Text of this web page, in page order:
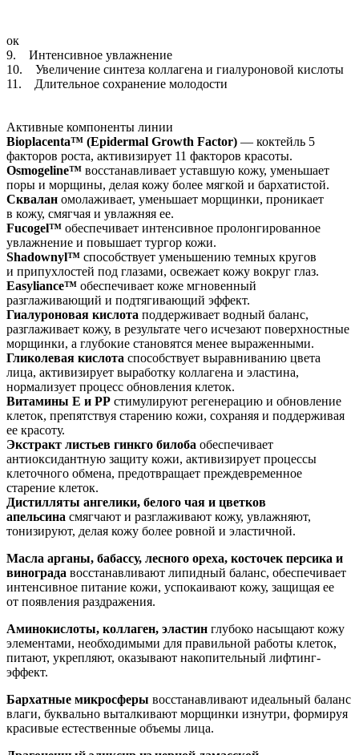
ок
9. Интенсивное увлажнение
10. Увеличение синтеза коллагена и гиалуроновой кислоты
11. Длительное сохранение молодости
Активные компоненты линии
Bioplacenta™ (Epidermal Growth Factor) — коктейль 5
факторов роста, активизирует 11 факторов красоты.
Osmogeline™ восстанавливает уставшую кожу, уменьшает
поры и морщины, делая кожу более мягкой и бархатистой.
Сквалан омолаживает, уменьшает морщинки, проникает
в кожу, смягчая и увлажняя ее.
Fucogel™ обеспечивает интенсивное пролонгированное
увлажнение и повышает тургор кожи.
Shadownyl™ способствует уменьшению темных кругов
и припухлостей под глазами, освежает кожу вокруг глаз.
Easyliance™ обеспечивает коже мгновенный
разглаживающий и подтягивающий эффект.
Гиалуроновая кислота поддерживает водный баланс,
разглаживает кожу, в результате чего исчезают поверхностные
морщинки, а глубокие становятся менее выраженными.
Гликолевая кислота способствует выравниванию цвета
лица, активизирует выработку коллагена и эластина,
нормализует процесс обновления клеток.
Витамины Е и РР стимулируют регенерацию и обновление
клеток, препятствуя старению кожи, сохраняя и поддерживая
ее красоту.
Экстракт листьев гинкго билоба обеспечивает
антиоксидантную защиту кожи, активизирует процессы
клеточного обмена, предотвращает преждевременное
старение клеток.
Дистилляты ангелики, белого чая и цветков
апельсина смягчают и разглаживают кожу, увлажняют,
тонизируют, делая кожу более ровной и эластичной.
Масла арганы, бабассу, лесного ореха, косточек персика и
винограда восстанавливают липидный баланс, обеспечивает
интенсивное питание кожи, успокаивают кожу, защищая ее
от появления раздражения.
Аминокислоты, коллаген, эластин глубоко насыщают кожу
элементами, необходимыми для правильной работы клеток,
питают, укрепляют, оказывают накопительный лифтинг-
эффект.
Бархатные микросферы восстанавливают идеальный баланс
влаги, буквально выталкивают морщинки изнутри, формируя
красивые естественные объемы лица.